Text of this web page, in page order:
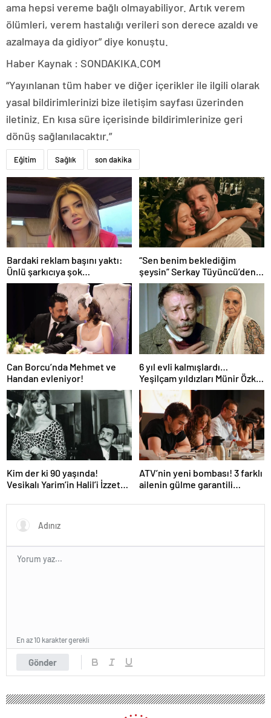
ama hepsi vereme bağlı olmayabiliyor. Artık verem
ölümleri, verem hastalığı verileri son derece azaldı ve
azalmaya da gidiyor” diye konuştu.
Haber Kaynak : SONDAKIKA.COM
“Yayınlanan tüm haber ve diğer içerikler ile ilgili olarak
yasal bildirimlerinizi bize iletişim sayfası üzerinden
iletiniz. En kısa süre içerisinde bildirimlerinize geri
dönüş sağlanılacaktır.”
Eğitim Sağlık son dakika
Bardaki reklam başını yaktı:
Ünlü şarkıcıya şok
soruşturma! Haberim yoktu…
“Sen benim beklediğim
şeysin” Serkay Tüyüncü’den
Zeynep Bastık’a aşk dolu 1. yıl
kutlaması!
Can Borcu’nda Mehmet ve
Handan evleniyor!
6 yıl evli kalmışlardı…
Yeşilçam yıldızları Münir Özkul
ile Suna Selen’in kızları da
ünlü çıktı!
Kim der ki 90 yaşında!
Vesikalı Yarim’in Halil’i İzzet
oldu!
ATV’nin yeni bombası! 3 farklı
ailenin gülme garantili
Gönder
En az 10 karakter gerekli